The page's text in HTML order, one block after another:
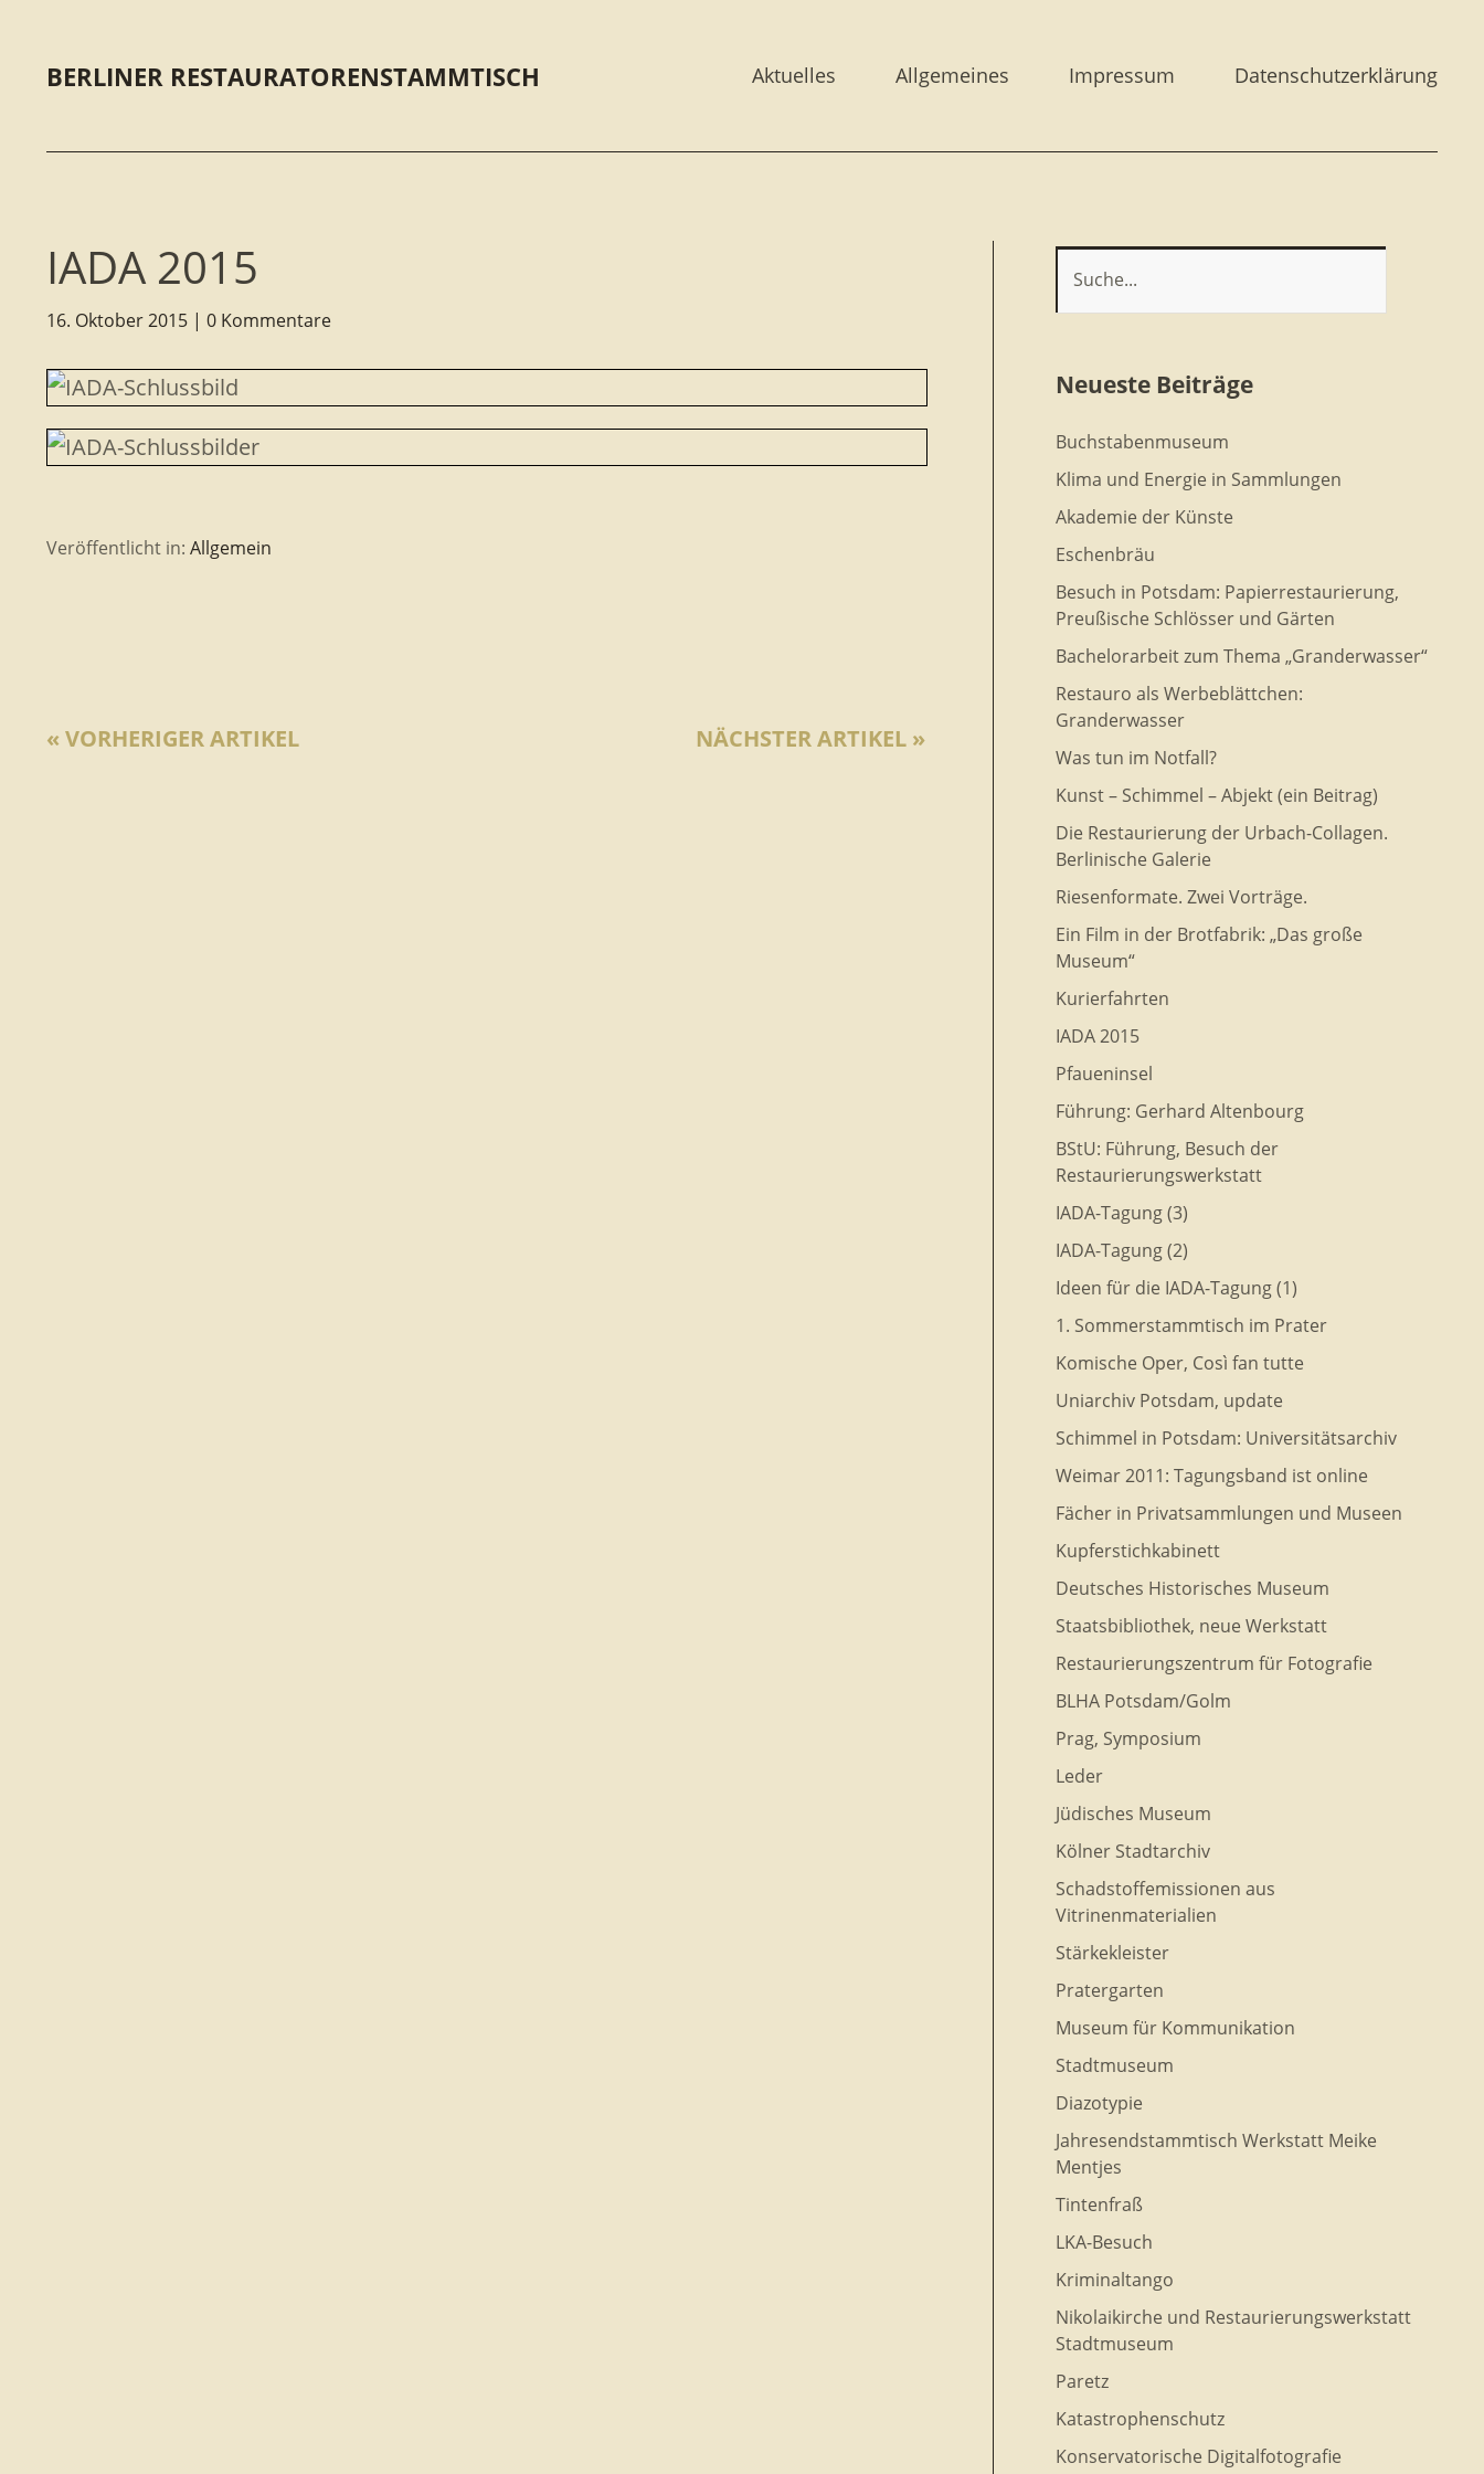
BERLINER RESTAURATORENSTAMMTISCH Aktuelles Allgemeines Impressum Datenschutzerklärung
IADA 2015
16. Oktober 2015 0 Kommentare
Veröffentlicht in: Allgemein
NÄCHSTER ARTIKEL »
« VORHERIGER ARTIKEL
Neueste Beiträge
Buchstabenmuseum
Klima und Energie in Sammlungen
Akademie der Künste
Eschenbräu
Besuch in Potsdam: Papierrestaurierung,
Preußische Schlösser und Gärten
Bachelorarbeit zum Thema „Granderwasser“
Restauro als Werbeblättchen:
Granderwasser
Was tun im Notfall?
Kunst – Schimmel – Abjekt (ein Beitrag)
Die Restaurierung der Urbach-Collagen.
Berlinische Galerie
Riesenformate. Zwei Vorträge.
Ein Film in der Brotfabrik: „Das große
Museum“
Kurierfahrten
IADA 2015
Pfaueninsel
Führung: Gerhard Altenbourg
BStU: Führung, Besuch der
Restaurierungswerkstatt
IADA-Tagung (3)
IADA-Tagung (2)
Ideen für die IADA-Tagung (1)
1. Sommerstammtisch im Prater
Komische Oper, Così fan tutte
Uniarchiv Potsdam, update
Schimmel in Potsdam: Universitätsarchiv
Weimar 2011: Tagungsband ist online
Fächer in Privatsammlungen und Museen
Kupferstichkabinett
Deutsches Historisches Museum
Staatsbibliothek, neue Werkstatt
Restaurierungszentrum für Fotografie
BLHA Potsdam/Golm
Prag, Symposium
Leder
Jüdisches Museum
Kölner Stadtarchiv
Schadstoffemissionen aus
Vitrinenmaterialien
Stärkekleister
Pratergarten
Museum für Kommunikation
Stadtmuseum
Diazotypie
Jahresendstammtisch Werkstatt Meike
Mentjes
Tintenfraß
LKA-Besuch
Kriminaltango
Nikolaikirche und Restaurierungswerkstatt
Stadtmuseum
Paretz
Katastrophenschutz
Konservatorische Digitalfotografie